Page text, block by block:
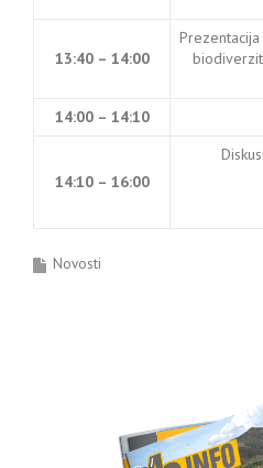
13:40 – 14:00
14:00 – 14:10
14:10 – 16:00
Novosti